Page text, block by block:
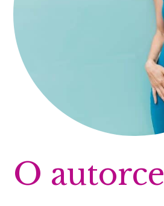
O autorce